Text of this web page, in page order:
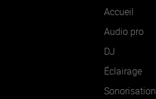
Accueil
Audio pro
DJ
Éclairage
Sonorisation